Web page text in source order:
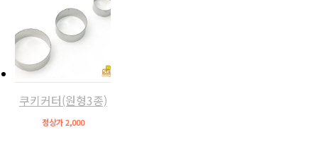
쿠키커터(원형3종)
정상가 2,000